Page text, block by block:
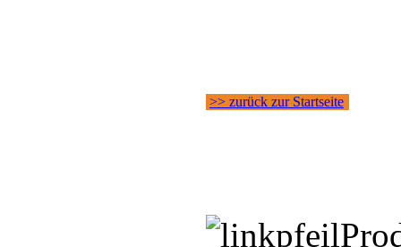
>> zurück zur Startseite